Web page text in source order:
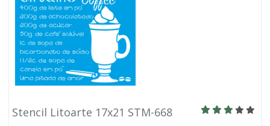
Stencil Litoarte 17x21 STM-668